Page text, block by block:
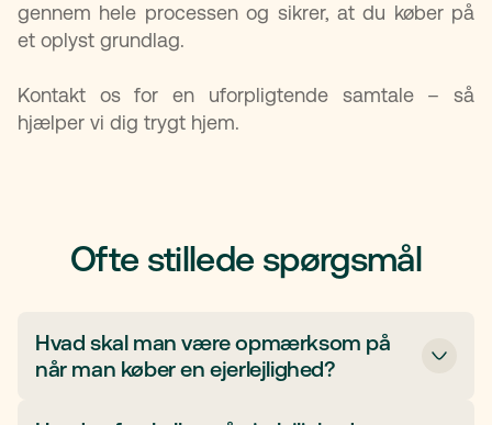
gennem hele processen og sikrer, at du køber på
et oplyst grundlag.
Kontakt os for en uforpligtende samtale – så
hjælper vi dig trygt hjem.
Ofte stillede spørgsmål
Hvad skal man være opmærksom på
når man køber en ejerlejlighed?